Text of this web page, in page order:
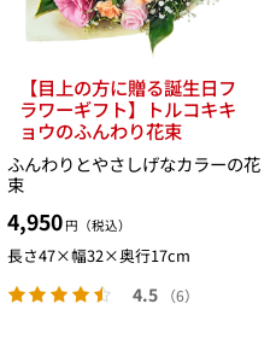
【目上の方に贈る誕生日フ
ラワーギフト】トルコキキ
ョウのふんわり花束
ふんわりとやさしげなカラーの花
束
4,950 円（税込）
長さ47×幅32×奥行17cm
4.5 （6）